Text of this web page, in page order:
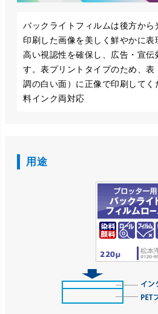
バックライトフィルムは後方から
印刷した画像を美しく鮮やかに表
高い視認性を確保し、広告・宣伝
す。表プリントタイプのため、表
調の白い面）に正像で印刷して
料インク両対応
用途